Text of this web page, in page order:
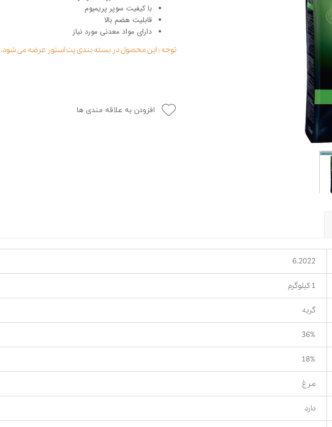
گربه
بچه گربه
گربه
سگ
با کیفیت سوپر پریمیوم
قابلیت هضم بالا
دارای مواد معدنی مورد نیاز
توجه : این محصول در بسته بندی پت استور عرضه می شود.
افزودن به علاقه مندی ها
6.2022
1 کیلوگرم
گربه
36%
18%
مرغ
دارد